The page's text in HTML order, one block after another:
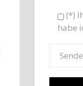
(*)
habe